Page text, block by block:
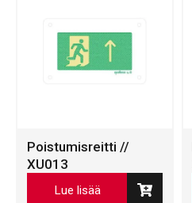
Poistumisreitti //
XU013
Lue lisää